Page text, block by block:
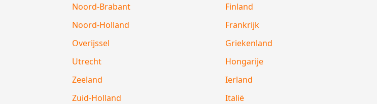
Noord-Brabant
Noord-Holland
Overijssel
Utrecht
Zeeland
Zuid-Holland
Finland
Frankrijk
Griekenland
Hongarije
Ierland
Italië